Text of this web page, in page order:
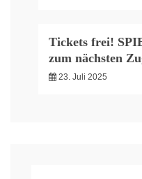
Tickets frei!
zum nächsten
23. Juli 2025